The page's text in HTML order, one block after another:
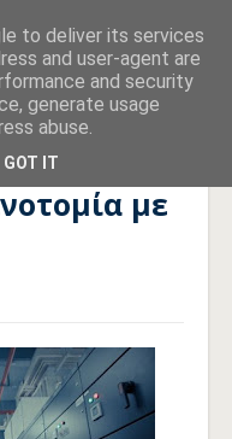
Καινοτομία με
με
to deliver its services
and user-agent are
and security
generate usage
abuse.
GOT IT